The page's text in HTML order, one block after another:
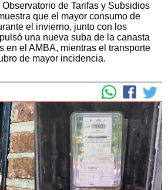
de Tarifas y Subsidios
que el mayor consumo de
el invierno, junto con los
una nueva suba de la canasta
en el AMBA, mientras el transporte
de mayor incidencia.